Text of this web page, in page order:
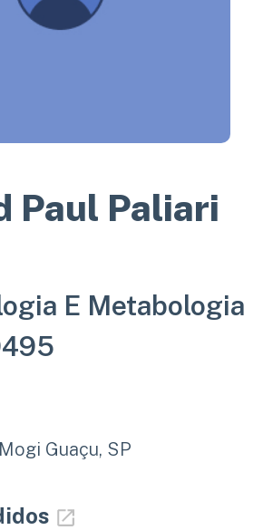
Paul Paliari
E Metabologia
Guaçu, SP